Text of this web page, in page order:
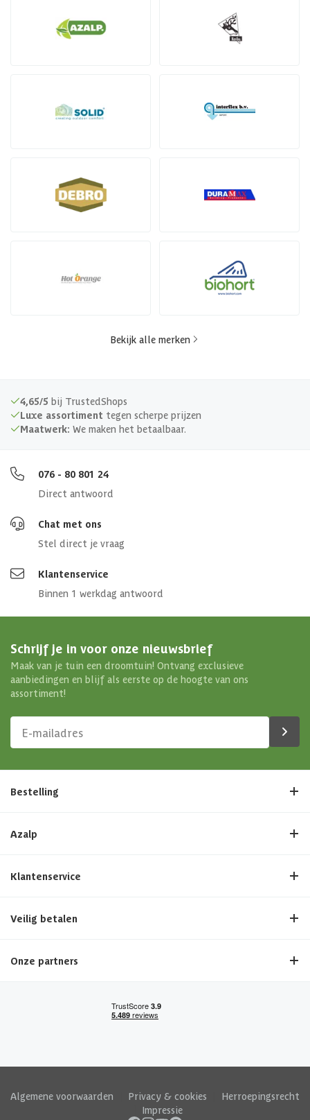
Bekijk alle merken
4,65/5 bij TrustedShops
Luxe assortiment tegen scherpe prijzen
Maatwerk: We maken het betaalbaar.
076 - 80 801 24
Direct antwoord
Chat met ons
Stel direct je vraag
Klantenservice
Binnen 1 werkdag antwoord
Schrijf je in voor onze nieuwsbrief
Maak van je tuin een droomtuin! Ontvang exclusieve
aanbiedingen en blijf als eerste op de hoogte van ons
assortiment!
Bestelling
Azalp
Klantenservice
Veilig betalen
Onze partners
Algemene voorwaarden Privacy & cookies
Herroepingsrecht
Impressie